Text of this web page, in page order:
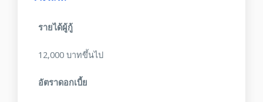
รายได้ผู้กู้
12,000 บาทขึ้นไป
อัตราดอกเบี้ย